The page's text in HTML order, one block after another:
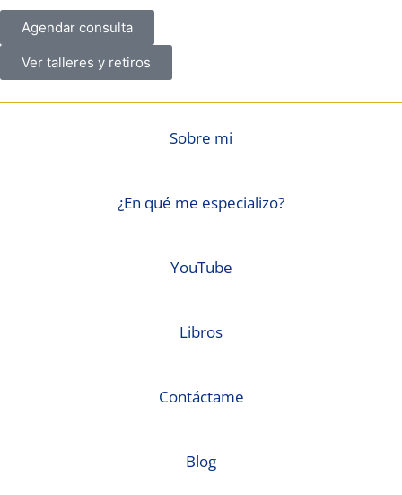
Agendar consulta
Ver talleres y retiros
Sobre mi
¿En qué me especializo?
YouTube
Libros
Contáctame
Blog